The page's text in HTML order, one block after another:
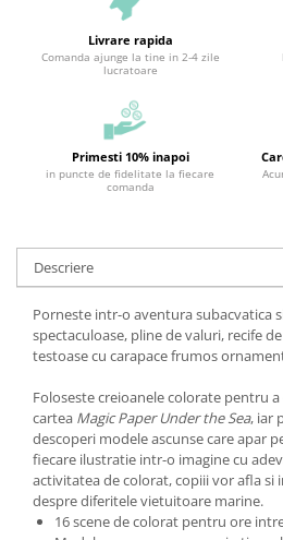
Livrare rapida
Comanda ajunge la tine in 2-4 zile
lucratoare
Primesti 10% inapoi
in puncte de fidelitate la fiecare
comanda
Descriere
Porneste intr-o aventura subacvatica
spectaculoase, pline de valuri, recife
testoase cu carapace frumos
Foloseste creioanele colorate pentru
cartea Magic Paper Under the Sea, iar
descoperi modele ascunse care apar
fiecare ilustratie intr-o imagine cu
activitatea de colorat, copiii vor afla
despre diferitele vietuitoare marine.
16 scene de colorat pentru ore